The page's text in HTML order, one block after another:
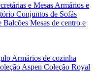
e Mesas Armários e
Conjuntos de Sofás
Balcões Mesas de centro e
Armários de cozinha
Aspen Coleção Royal